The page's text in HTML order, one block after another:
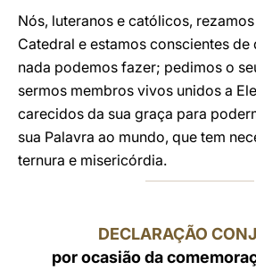
Nós, luteranos e católicos,
Catedral e estamos conscientes de
nada podemos fazer; pedimos o
sermos membros vivos unidos a
carecidos da sua graça para
sua Palavra ao mundo, que tem
ternura e misericórdia.
DECLARAÇÃO
por ocasião da